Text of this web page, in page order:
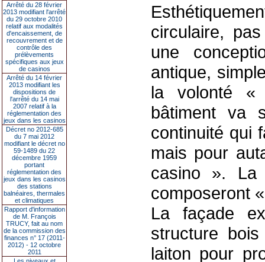
Arrêté du 28 février
2013 modifiant l'arrêté
du 29 octobre 2010
relatif aux modalités
d'encaissement, de
recouvrement et de
contrôle des
prélèvements
spécifiques aux jeux
de casinos
Arrêté du 14 février
2013 modifiant les
dispositions de
l'arrêté du 14 mai
2007 relatif à la
réglementation des
jeux dans les casinos
Décret no 2012-685
du 7 mai 2012
modifiant le décret no
59-1489 du 22
décembre 1959
portant
réglementation des
jeux dans les casinos
des stations
balnéaires, thermales
et climatiques
Rapport d'information
de M. François
TRUCY, fait au nom
de la commission des
finances n° 17 (2011-
2012) - 12 octobre
2011
circulaire,
une
antique,
la volonté «
bâtiment va
continuité qui
mais pour
casino ».
composeront
La façade
structure
laiton pour